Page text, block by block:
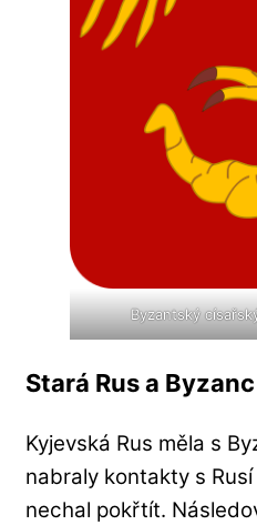
Byzantský
Stará Rus a Byzanc
Kyjevská Rus měla s
nabraly kontakty s
nechal pokřtít.